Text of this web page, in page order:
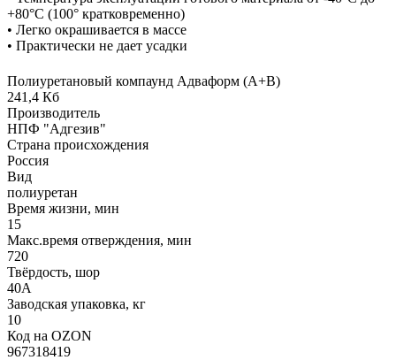
+80°С (100° кратковременно)
• Легко окрашивается в массе
• Практически не дает усадки
Полиуретановый компаунд Адваформ (A+B)
241,4 Кб
Производитель
НПФ "Адгезив"
Страна происхождения
Россия
Вид
полиуретан
Время жизни, мин
15
Макс.время отверждения, мин
720
Твёрдость, шор
40А
Заводская упаковка, кг
10
Код на OZON
967318419